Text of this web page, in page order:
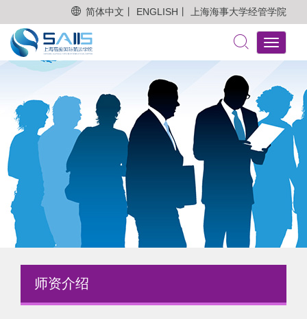
简体中文丨 ENGLISH丨 上海海事大学经管学院
Toggle
师资介绍